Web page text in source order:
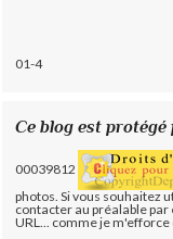
01-4
Ce blog est
00039812
photos. Si vous souhaitez
contacter au préalable
URL... comme je